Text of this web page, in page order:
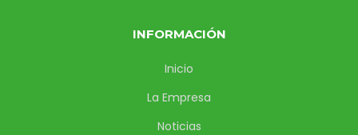
INFORMACIÓN
Inicio
La Empresa
Noticias